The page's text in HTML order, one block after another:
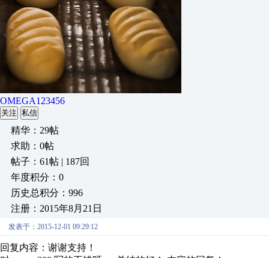
OMEGA123456
关注 私信
精华：29帖
求助：0帖
帖子：61帖 | 187回
年度积分：0
历史总积分：996
注册：2015年8月21日
发表于：2015-12-01 09:29:12
回复内容：谢谢支持！